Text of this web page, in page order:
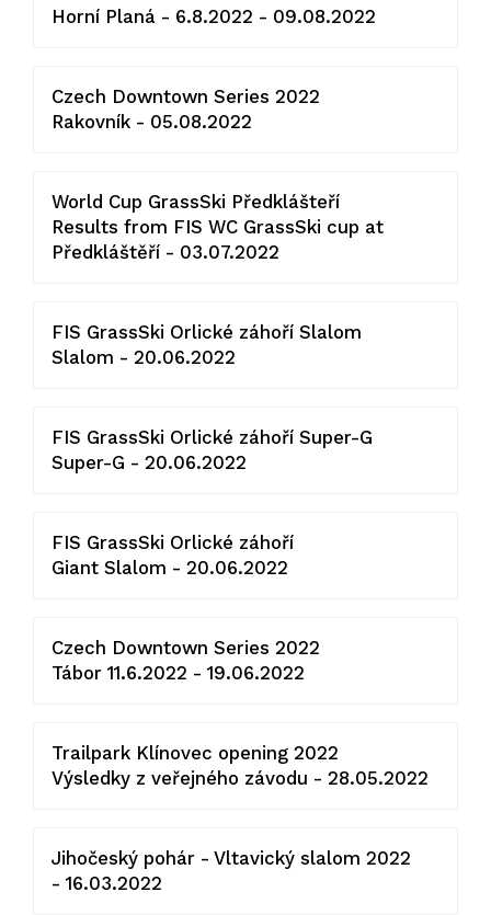
Horní Planá - 6.8.2022 - 09.08.2022
Czech Downtown Series 2022
Rakovník - 05.08.2022
World Cup GrassSki Předklášteří
Results from FIS WC GrassSki cup at
Předkláštěří - 03.07.2022
FIS GrassSki Orlické záhoří Slalom
Slalom - 20.06.2022
FIS GrassSki Orlické záhoří Super-G
Super-G - 20.06.2022
FIS GrassSki Orlické záhoří
Giant Slalom - 20.06.2022
Czech Downtown Series 2022
Tábor 11.6.2022 - 19.06.2022
Trailpark Klínovec opening 2022
Výsledky z veřejného závodu - 28.05.2022
Jihočeský pohár - Vltavický slalom 2022
- 16.03.2022